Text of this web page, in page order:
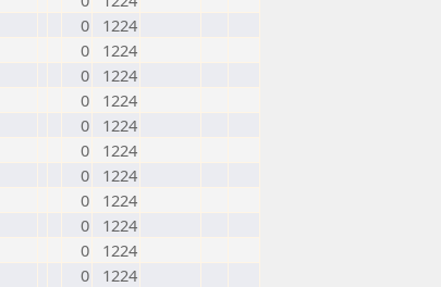
0
1224
0
1224
0
1224
0
1224
0
1224
0
1224
0
1224
0
1224
0
1224
0
1224
0
1224